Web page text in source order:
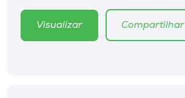
Unoesc
Store
Visualizar Compartilhar